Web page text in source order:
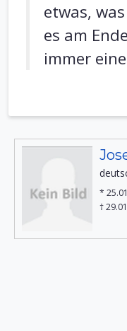
etwas,
es am
immer
*
†